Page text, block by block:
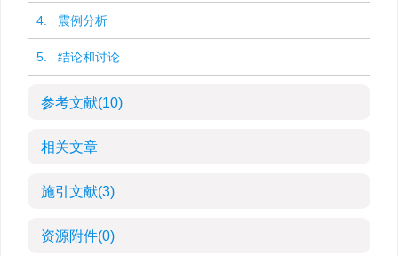
4. 震例分析
5. 结论和讨论
参考文献(10)
相关文章
施引文献(3)
资源附件(0)